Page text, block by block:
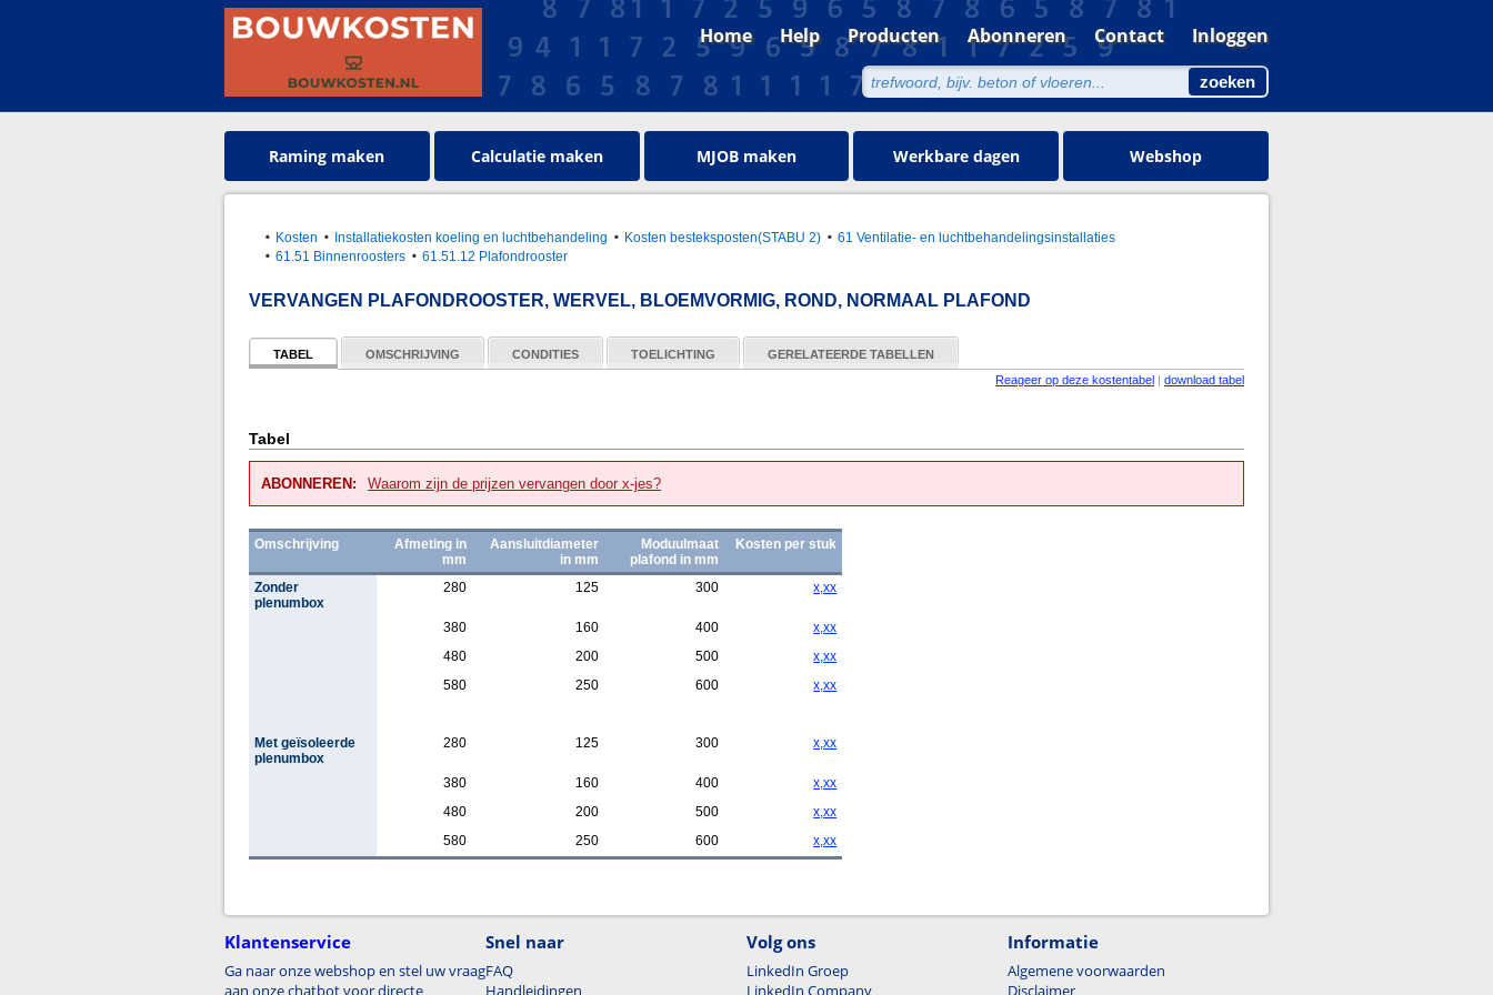
Home Help Producten Abonneren Contact Inloggen
Raming maken Calculatie maken MJOB maken Werkbare dagen Webshop
Kosten Installatiekosten koeling en luchtbehandeling Kosten besteksposten(STABU 2)
61 Ventilatie- en luchtbehandelingsinstallaties
61.51 Binnenroosters
61.51.12 Plafondrooster
VERVANGEN PLAFONDROOSTER, WERVEL, BLOEMVORMIG, ROND, NORMAAL PLAFOND
TABEL OMSCHRIJVING CONDITIES TOELICHTING
GERELATEERDE TABELLEN
Reageer op deze kostentabel | download tabel
Tabel
ABONNEREN: Waarom zijn de prijzen vervangen door x-jes?
Omschrijving
Afmeting in
mm
Aansluitdiameter
in mm
Moduulmaat
plafond in mm
Kosten per stuk
Zonder
plenumbox
280 125 300 x,xx
380 160 400
x,xx
480
200 500
x,xx
580
250 600 x,xx
Met geïsoleerde
plenumbox
280 125 300 x,xx
380 160 400
x,xx
480
200 500
x,xx
580
250 600 x,xx
Klantenservice
Ga naar onze webshop en stel uw vraag
aan onze chatbot voor directe
Snel naar
FAQ
Handleidingen
Volg ons
LinkedIn Groep
LinkedIn Company
Informatie
Algemene voorwaarden
Disclaimer